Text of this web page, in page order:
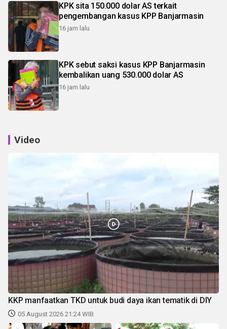
KPK sita 150.000 dolar AS terkait
pengembangan kasus KPP Banjarmasin
16 jam lalu
KPK sebut saksi kasus KPP Banjarmasin
kembalikan uang 530.000 dolar AS
16 jam lalu
Video
KKP manfaatkan TKD untuk budi daya ikan tematik di DIY
05 August 2026 21:24 WIB